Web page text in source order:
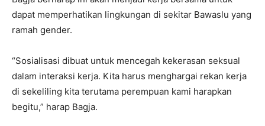
dapat memperhatikan lingkungan di sekitar Bawaslu yang
ramah gender.
“Sosialisasi dibuat untuk mencegah kekerasan seksual
dalam interaksi kerja. Kita harus menghargai rekan kerja
di sekeliling kita terutama perempuan kami harapkan
begitu,” harap Bagja.